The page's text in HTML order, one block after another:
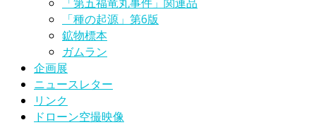
「種の起源」第6版
鉱物標本
ガムラン
企画展
ニュースレター
リンク
ドローン空撮映像